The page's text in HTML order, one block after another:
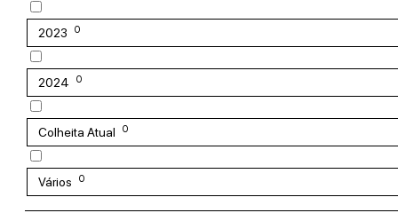
2023 0
2024 0
Colheita Atual 0
Vários 0